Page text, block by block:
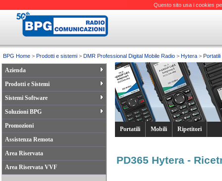
BPG Home > Prodotti e sistemi > DMR Professional Digital Mobile Radio > Hytera > Portatili
Azienda
Prodotti e Sistemi
Sistemi Software
Soluzioni BPG
Promozioni
Assistenza Remota
Area Riservata
Area Riservata VVF
Portatili Mobili Ripetitori
PD365 Hytera -
Questo sito usa i cookies